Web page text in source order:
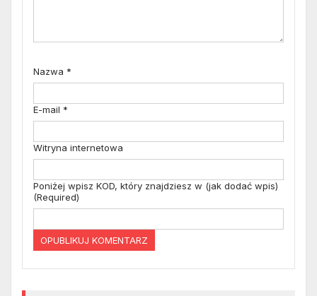
Nazwa *
E-mail *
Witryna internetowa
Poniżej wpisz KOD, który znajdziesz w (jak dodać wpis)
(Required)